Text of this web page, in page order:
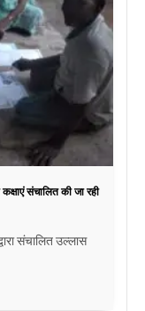
कक्षाएं संचालित की जा रही
संचालित उल्लास